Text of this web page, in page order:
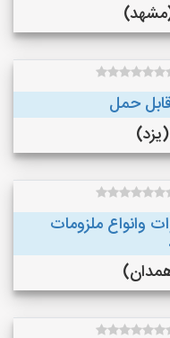
حمل
۵۰وات و۳۰وات وانواع ملزومات